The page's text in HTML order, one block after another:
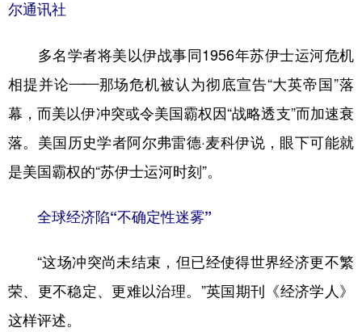
尔通讯社
多名学者将美以伊战事同1956年苏伊士运河危机
相提并论——那场危机被认为彻底宣告“大英帝国”落
幕，而美以伊冲突或令美国霸权因“战略透支”而加速衰
落。美国历史学者阿尔弗雷德·麦科伊说，眼下可能就
是美国霸权的“苏伊士运河时刻”。
全球经济陷“不确定性迷雾”
“这场冲突尚未结束，但已经使得世界经济更不繁
荣、更不稳定、更难以治理。”英国期刊《经济学人》
这样评述。